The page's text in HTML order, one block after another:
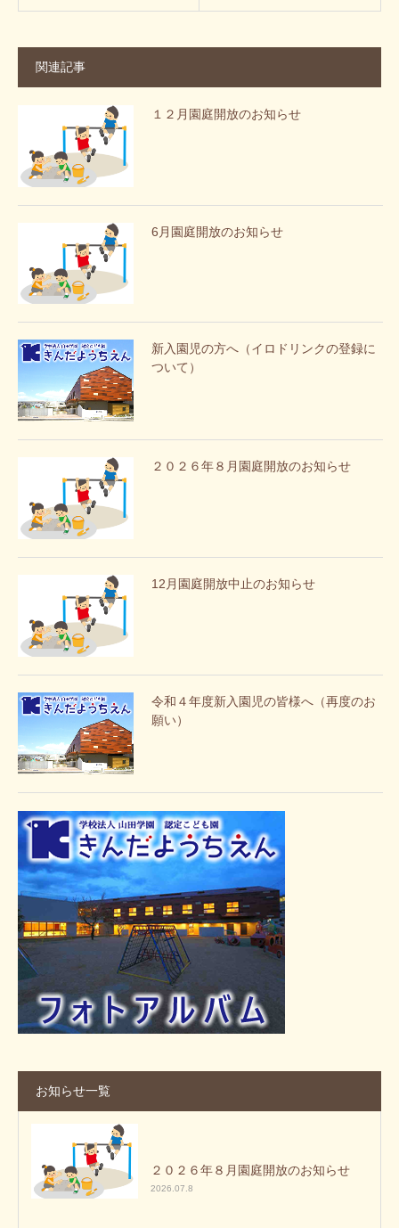
関連記事
１２月園庭開放のお知らせ
6月園庭開放のお知らせ
新入園児の方へ（イロドリンクの登録に
ついて）
２０２６年８月園庭開放のお知らせ
12月園庭開放中止のお知らせ
令和４年度新入園児の皆様へ（再度のお
願い）
お知らせ一覧
２０２６年８月園庭開放のお知らせ
2026.07.8